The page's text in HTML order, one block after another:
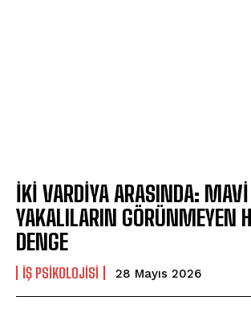
ABONE OL
İKİ VARDİYA ARASINDA: MAVİ
YAKALILARIN GÖRÜNMEYEN
DENGE
İŞ PSIKOLOJISI 28 Mayıs 2026